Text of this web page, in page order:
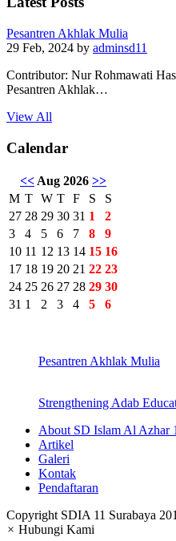
Pesantren Akhlak Mulia
29 Feb, 2024 by adminsd11
Contributor: Nur Rohmawati
Pesantren Akhlak…
View All
Calendar
<<Aug 2026 >>
M T W T F S
S
27 28 29 30 31 1
2
3
4 5 6 7 8
9
10 11 12 13 14 15 16
17 18 19 20 21 22 23
24 25 26 27 28 29 30
31 1 2 3 4 5 6
Pesantren Akhlak Mulia
Strengthening Adab
About SD Islam Al Azhar
Artikel
Galeri
Kontak
Pendaftaran
Copyright SDIA 11 Surabaya
× Hubungi Kami